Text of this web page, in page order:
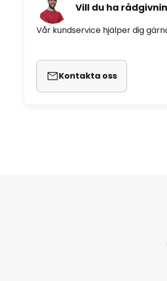
Vill du ha
Vår kundservice hjälper dig
Kontakta oss